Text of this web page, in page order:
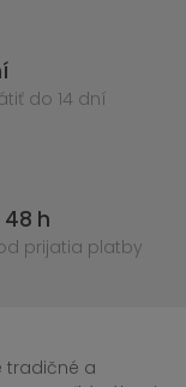
do 14 dní
h
prijatia platby
tradičné a